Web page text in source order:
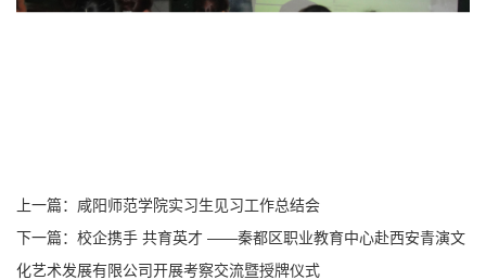
上一篇： 咸阳师范学院实习生见习工作总结会
下一篇： 校企携手 共育英才 ——秦都区职业教育中心赴西安青演文
化艺术发展有限公司开展考察交流暨授牌仪式